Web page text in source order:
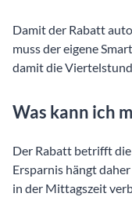
Damit der Rabatt
muss der eigene
damit die
Was kann ich
Der Rabatt betrifft
Ersparnis hängt
in der Mittagszeit